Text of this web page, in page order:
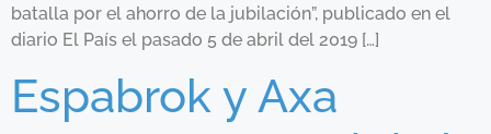
batalla por el ahorro de la jubilación”, publicado en el
diario El País el pasado 5 de abril del 2019 […]
Espabrok y Axa